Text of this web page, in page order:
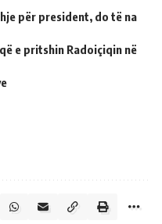
për president, do të na
e pritshin Radoiçiqin në